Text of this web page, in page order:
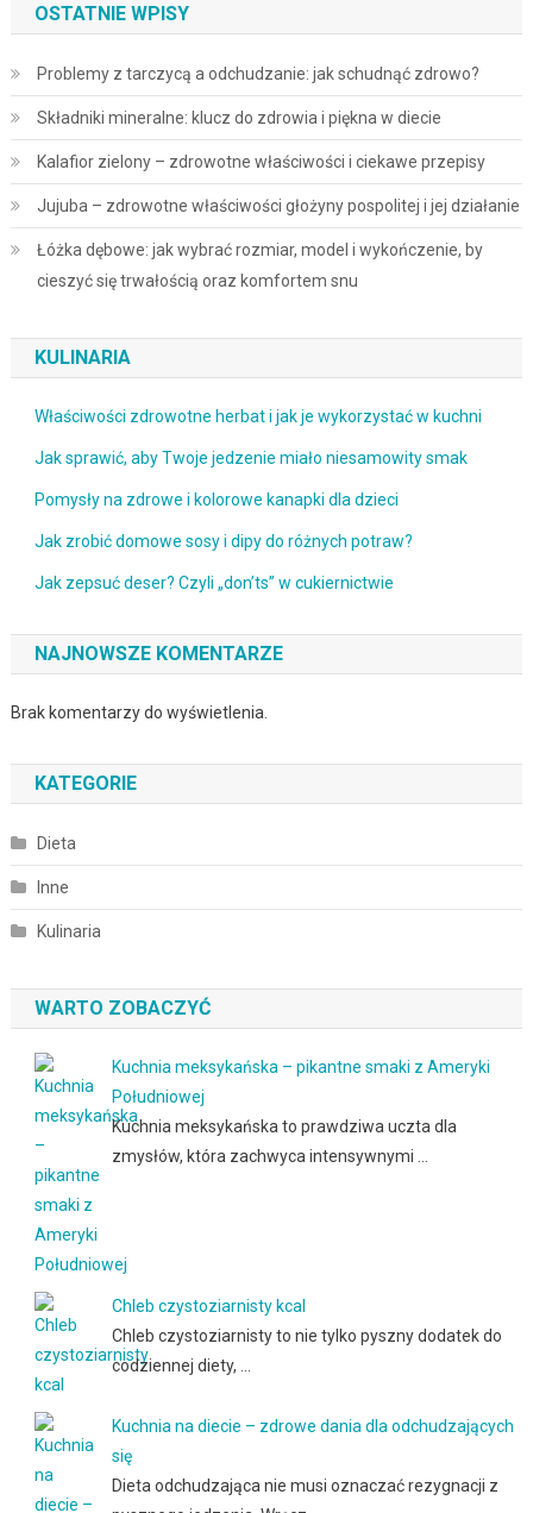
OSTATNIE WPISY
Problemy z tarczycą a odchudzanie: jak schudnąć zdrowo?
Składniki mineralne: klucz do zdrowia i piękna w diecie
Kalafior zielony – zdrowotne właściwości i ciekawe przepisy
Jujuba – zdrowotne właściwości głożyny pospolitej i jej działanie
Łóżka dębowe: jak wybrać rozmiar, model i wykończenie, by
cieszyć się trwałością oraz komfortem snu
KULINARIA
Właściwości zdrowotne herbat i jak je wykorzystać w kuchni
Jak sprawić, aby Twoje jedzenie miało niesamowity smak
Pomysły na zdrowe i kolorowe kanapki dla dzieci
Jak zrobić domowe sosy i dipy do różnych potraw?
Jak zepsuć deser? Czyli „don’ts” w cukiernictwie
NAJNOWSZE KOMENTARZE
Brak komentarzy do wyświetlenia.
KATEGORIE
Dieta
Inne
Kulinaria
WARTO ZOBACZYĆ
Kuchnia meksykańska – pikantne smaki z Ameryki
Południowej
Kuchnia meksykańska to prawdziwa uczta dla
zmysłów, która zachwyca intensywnymi …
Chleb czystoziarnisty kcal
Chleb czystoziarnisty to nie tylko pyszny dodatek do
codziennej diety, …
Kuchnia na diecie – zdrowe dania dla odchudzających
się
Dieta odchudzająca nie musi oznaczać rezygnacji z